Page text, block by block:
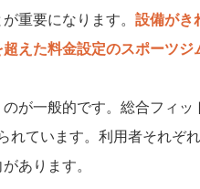
重要になります。設備がき
えた料金設定のスポーツジ
が一般的です。総合フィ
れています。利用者それぞ
あります。